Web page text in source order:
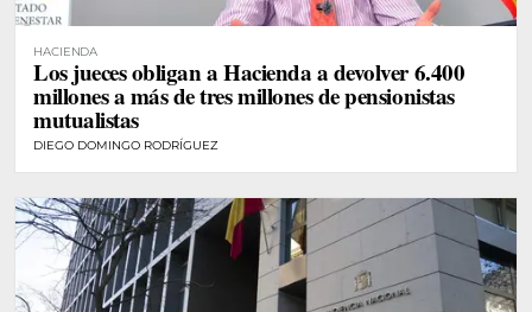
HACIENDA
Los jueces obligan a Hacienda a devolver 6.400
millones a más de tres millones de pensionistas
mutualistas
DIEGO DOMINGO RODRÍGUEZ